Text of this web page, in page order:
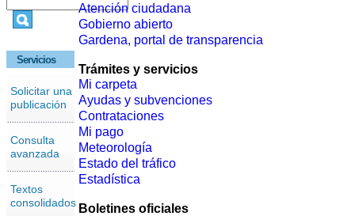
Servicios
Solicitar una
publicación
Consulta
avanzada
Textos
consolidados
Atención ciudadana
Gobierno abierto
Gardena, portal de transparencia
Trámites y servicios
Mi carpeta
Ayudas y subvenciones
Contrataciones
Mi pago
Meteorología
Estado del tráfico
Estadística
Boletines oficiales